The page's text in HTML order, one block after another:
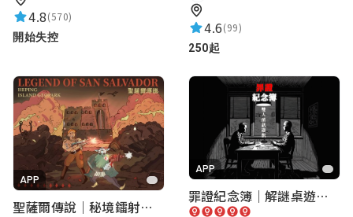
4.8(570)
開始失控
4.6(99)
250起
APP
聖薩爾傳說｜秘境鐳射激戰
APP
罪證紀念簿｜解謎桌遊｜警匪偵訊｜室內遊戲